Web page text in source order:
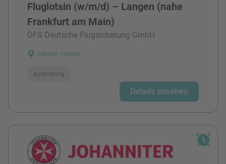
Fluglotsin (w/m/d) – Langen (nahe
Frankfurt am Main)
DFS Deutsche Flugsicherung GmbH
Langen, Hessen
Ausbildung
Details ansehen